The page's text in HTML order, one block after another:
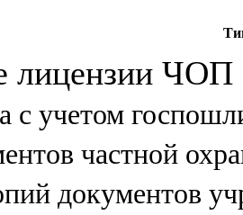
лицензии
с учетом
частной
документов